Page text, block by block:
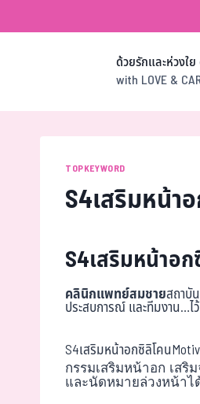
ด้วยรักและห่วง
with LOVE &
TOPKEYWORD
S4เสริมหน้า
S4เสริมหน้าอ
คลินิกแพทย์สมชายสถาบั
ประสบการณ์ และทีมงาน…ไ
S4เสริมหน้าอกซิลิโคน
กรรมเสริมหน้าอก เส
และนัดหมายล่วงหน้าไ